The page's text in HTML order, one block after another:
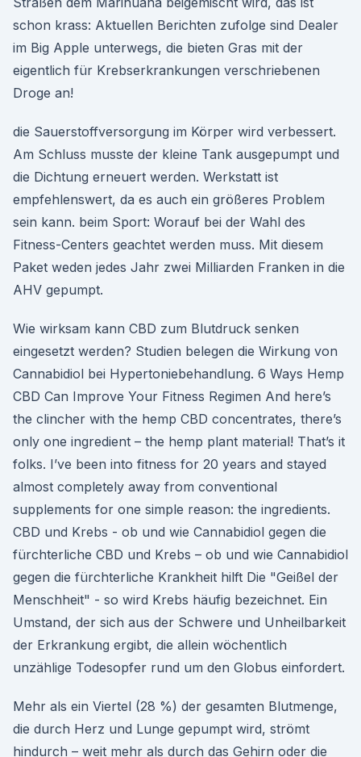
schon krass: Aktuellen Berichten zufolge sind Dealer
im Big Apple unterwegs, die bieten Gras mit der
eigentlich für Krebserkrankungen verschriebenen
Droge an!
die Sauerstoffversorgung im Körper wird verbessert.
Am Schluss musste der kleine Tank ausgepumpt und
die Dichtung erneuert werden. Werkstatt ist
empfehlenswert, da es auch ein größeres Problem
sein kann. beim Sport: Worauf bei der Wahl des
Fitness-Centers geachtet werden muss. Mit diesem
Paket weden jedes Jahr zwei Milliarden Franken in die
AHV gepumpt.
Wie wirksam kann CBD zum Blutdruck senken
eingesetzt werden? Studien belegen die Wirkung von
Cannabidiol bei Hypertoniebehandlung. 6 Ways Hemp
CBD Can Improve Your Fitness Regimen And here’s
the clincher with the hemp CBD concentrates, there’s
only one ingredient – the hemp plant material! That’s it
folks. I’ve been into fitness for 20 years and stayed
almost completely away from conventional
supplements for one simple reason: the ingredients.
CBD und Krebs - ob und wie Cannabidiol gegen die
fürchterliche CBD und Krebs – ob und wie Cannabidiol
gegen die fürchterliche Krankheit hilft Die "Geißel der
Menschheit" - so wird Krebs häufig bezeichnet. Ein
Umstand, der sich aus der Schwere und Unheilbarkeit
der Erkrankung ergibt, die allein wöchentlich
unzählige Todesopfer rund um den Globus einfordert.
Mehr als ein Viertel (28 %) der gesamten Blutmenge,
die durch Herz und Lunge gepumpt wird, strömt
hindurch – weit mehr als durch das Gehirn oder die